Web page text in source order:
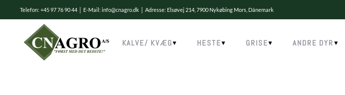
Skip to main content
Telefon: +45 97 76 90 44 │ E-Mail: info@cnagro.dk │ Adresse: Elsøvej 214, 7900 Nykøbing Mors, Dänemark
KALVE/ KVÆG HESTE GRISE ANDRE DYR